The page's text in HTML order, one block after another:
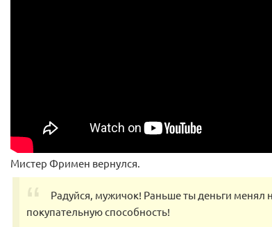
Мистер Фримен вернулся.
Радуйся, мужичок! Раньше ты деньги менял
покупательную способность!